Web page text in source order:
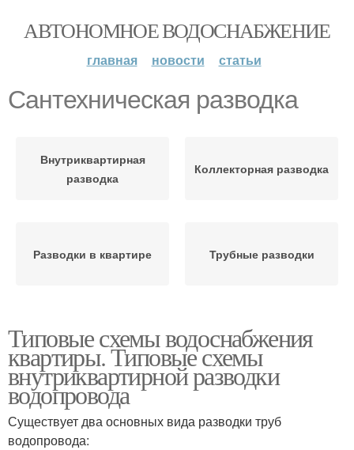
АВТОНОМНОЕ ВОДОСНАБЖЕНИЕ
главная новости статьи
Сантехническая разводка
Внутриквартирная
разводка
Коллекторная разводка
Разводки в квартире Трубные разводки
Типовые схемы водоснабжения
квартиры. Типовые схемы
внутриквартирной разводки
водопровода
Существует два основных вида разводки труб
водопровода: